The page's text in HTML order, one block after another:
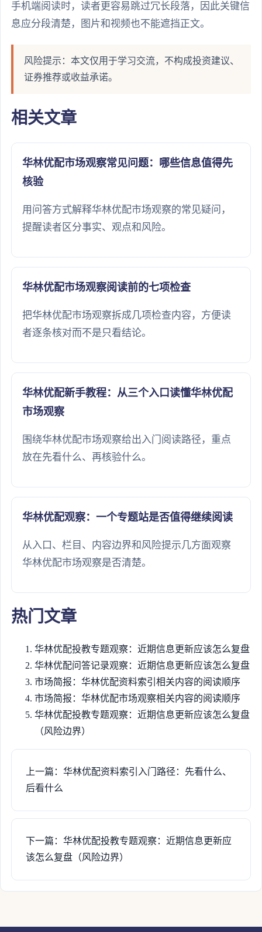
手机端阅读时，读者更容易跳过冗长段落，因此关键信
息应分段清楚，图片和视频也不能遮挡正文。
风险提示：本文仅用于学习交流，不构成投资建议、
证券推荐或收益承诺。
相关文章
华林优配市场观察常见问题：哪些信息值得先
核验
用问答方式解释华林优配市场观察的常见疑问，
提醒读者区分事实、观点和风险。
华林优配市场观察阅读前的七项检查
把华林优配市场观察拆成几项检查内容，方便读
者逐条核对而不是只看结论。
华林优配新手教程：从三个入口读懂华林优配
市场观察
围绕华林优配市场观察给出入门阅读路径，重点
放在先看什么、再核验什么。
华林优配观察：一个专题站是否值得继续阅读
从入口、栏目、内容边界和风险提示几方面观察
华林优配市场观察是否清楚。
热门文章
华林优配投教专题观察：近期信息更新应该怎么复盘
华林优配问答记录观察：近期信息更新应该怎么复盘
市场简报：华林优配资料索引相关内容的阅读顺序
市场简报：华林优配市场观察相关内容的阅读顺序
华林优配投教专题观察：近期信息更新应该怎么复盘
（风险边界）
上一篇：华林优配资料索引入门路径：先看什么、
后看什么
下一篇：华林优配投教专题观察：近期信息更新应
该怎么复盘（风险边界）